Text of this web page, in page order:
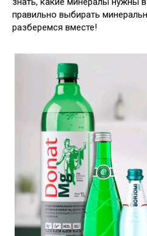
правильно выбирать
разберемся вместе!